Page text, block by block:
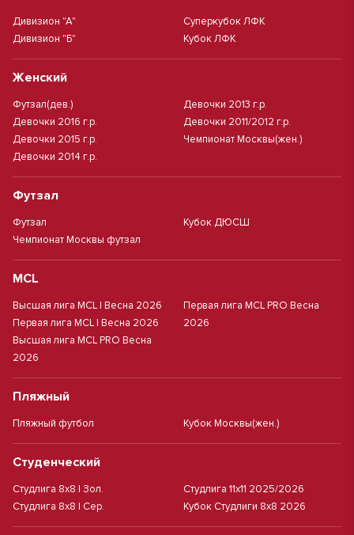
Дивизион "А"
Дивизион "Б"
Суперкубок ЛФК
Кубок ЛФК
Женский
Футзал(дев.)
Девочки 2016 г.р.
Девочки 2015 г.р.
Девочки 2014 г.р.
Девочки 2013 г.р.
Девочки 2011/2012 г.р.
Чемпионат Москвы(жен.)
Футзал
Футзал
Чемпионат Москвы футзал
Кубок ДЮСШ
MCL
Высшая лига MCL | Весна 2026
Первая лига MCL | Весна 2026
Высшая лига MCL PRO Весна
2026
Первая лига MCL PRO Весна
2026
Пляжный
Пляжный футбол Кубок Москвы(жен.)
Студенческий
Студлига 8х8 | Зол.
Студлига 8х8 | Сер.
Студлига 11х11 2025/2026
Кубок Студлиги 8х8 2026